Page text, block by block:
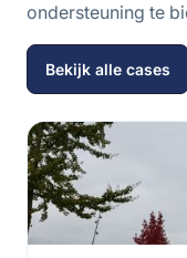
ondersteuning te
Bekijk alle cases